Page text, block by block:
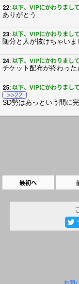
22: 以下、VIPにかわりまし
ありがとう
23: 以下、VIPにかわりまし
随分と人が抜けちゃいま
24: 以下、VIPにかわりまし
チケット配布が終わった
25: 以下、VIPにかわりまし
>>22
SD勢はあっという間に
最初へ